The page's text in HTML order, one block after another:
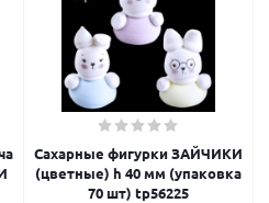
Сахарные фигурки ЗАЙЧИКИ
(цветные) h 40 мм (упаковка
70 шт) tp56225